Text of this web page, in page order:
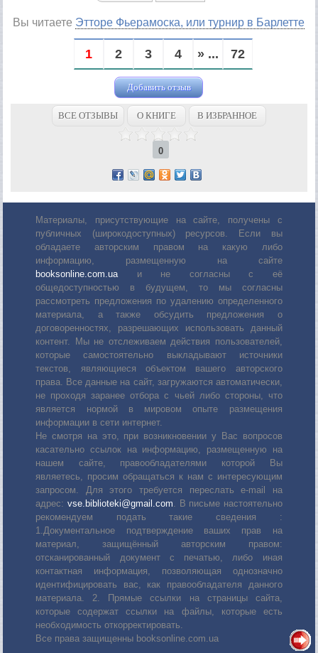
Вы читаете Этторе Фьерамоска, или турнир в Барлетте
1 2 3 4 » ... 72
Добавить отзыв
ВСЕ ОТЗЫВЫ О КНИГЕ В ИЗБРАННОЕ
0
Материалы, присутствующие на сайте, получены с
публичных (широкодоступных) ресурсов. Если вы
обладаете авторским правом на какую либо
информацию, размещенную на сайте
booksonline.com.uaи не согласны с её
общедоступностью в будущем, то мы согласны
рассмотреть предложения по удалению определенного
материала, а также обсудить предложения о
договоренностях, разрешающих использовать данный
контент. Мы не отслеживаем действия пользователей,
которые самостоятельно выкладывают источники
текстов, являющиеся объектом вашего авторского
права. Все данные на сайт, загружаются автоматически,
не проходя заранее отбора с чьей либо стороны, что
является нормой в мировом опыте размещения
информации в сети интернет.
Не смотря на это, при возникновении у Вас вопросов
касательно ссылок на информацию, размещенную на
нашем сайте, правообладателями которой Вы
являетесь, просим обращаться к нам с интересующим
запросом. Для этого требуется переслать е-mail на
адрес: vse.biblioteki@gmail.com. В письме настоятельно
рекомендуем подать такие сведения :
1.Документальное подтверждение ваших прав на
материал, защищённый авторским правом:
отсканированный документ с печатью, либо иная
контактная информация, позволяющая однозначно
идентифицировать вас, как правообладателя данного
материала. 2. Прямые ссылки на страницы сайта,
которые содержат ссылки на файлы, которые есть
необходимость откорректировать.
Все права защищенны booksonline.com.ua